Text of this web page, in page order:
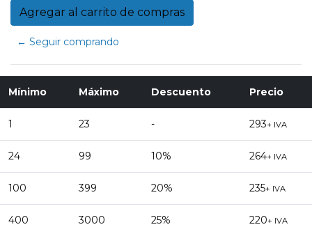
← Seguir comprando
Mínimo Máximo Descuento Precio
1 23 - 293+ IVA
24 99 10% 264+ IVA
100 399 20% 235+ IVA
400 3000 25% 220+ IVA